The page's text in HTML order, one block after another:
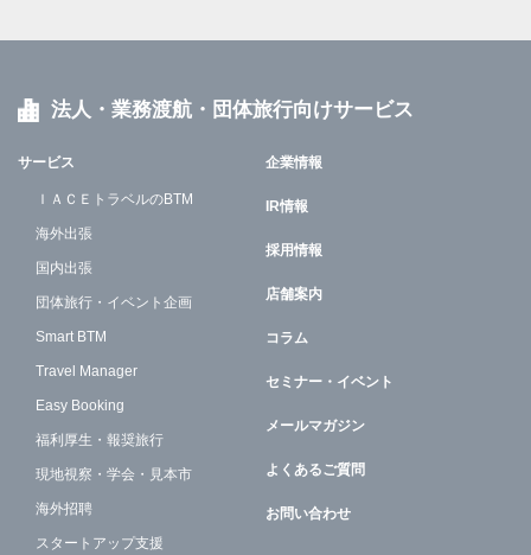
法人・業務渡航・団体旅行向けサービス
サービス
ＩＡＣＥトラベルのBTM
海外出張
国内出張
団体旅行・イベント企画
Smart BTM
Travel Manager
Easy Booking
福利厚生・報奨旅行
現地視察・学会・見本市
海外招聘
スタートアップ支援
企業情報
IR情報
採用情報
店舗案内
コラム
セミナー・イベント
メールマガジン
よくあるご質問
お問い合わせ